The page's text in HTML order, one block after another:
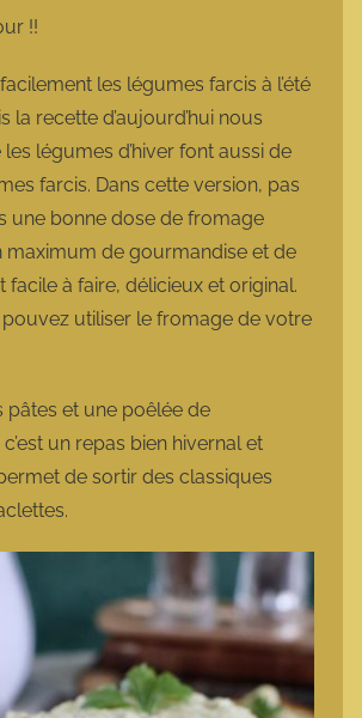
o
t
t
e
!!
les légumes farcis à l’été
la recette d’aujourd’hui nous
légumes d’hiver font aussi de
farcis. Dans cette version, pas
une bonne dose de fromage
de gourmandise et de
facile à faire, délicieux et original.
pouvez utiliser le fromage de votre
pâtes et une poêlée de
un repas bien hivernal et
de sortir des classiques